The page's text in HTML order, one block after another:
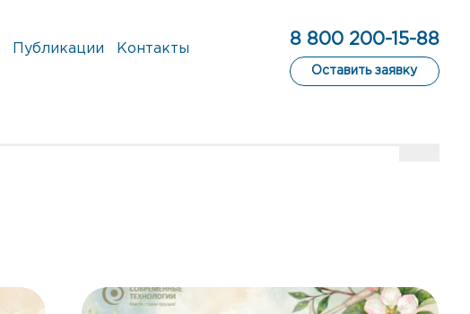
Публикации Контакты
8 800 200-15-88
Оставить заявку